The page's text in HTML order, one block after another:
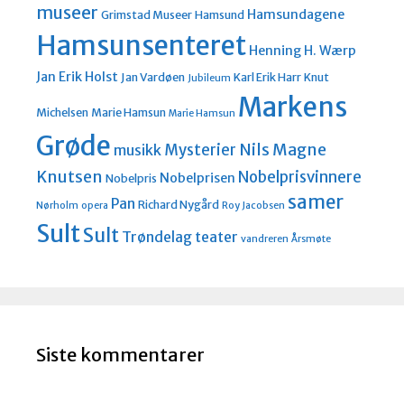
museer Grimstad Museer Hamsund Hamsundagene
Hamsunsenteret Henning H. Wærp
Jan Erik Holst Jan Vardøen Jubileum Karl Erik Harr Knut
Michelsen Marie Hamsun Marie Hamsun Markens
Grøde musikk Mysterier Nils Magne
Knutsen Nobelpris Nobelprisen Nobelprisvinnere
Nørholm opera Pan Richard Nygård Roy Jacobsen samer
SultSult Trøndelag teater vandreren Årsmøte
Siste kommentarer